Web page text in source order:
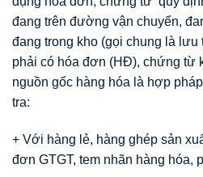
đang trên đường vận chuyển,
đang trong kho (gọi chung là
phải có hóa đơn (HĐ), chứng từ
nguồn gốc hàng hóa là hợp
tra:
+ Với hàng lẻ, hàng ghép sản
đơn GTGT, tem nhãn hàng hóa,